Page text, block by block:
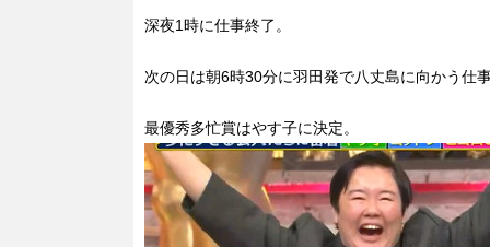
深夜1時に仕事終了。
次の日は朝6時30分に羽田発で八丈島に向かう仕
最優秀多忙賞はやす子に決定。